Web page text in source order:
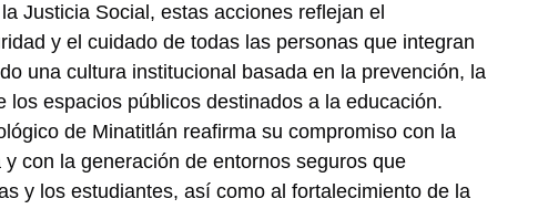
Justicia Social, estas acciones reflejan el
y el cuidado de todas las personas que integran
una cultura institucional basada en la prevención, la
los espacios públicos destinados a la educación.
de Minatitlán reafirma su compromiso con la
con la generación de entornos seguros que
y los estudiantes, así como al fortalecimiento de la